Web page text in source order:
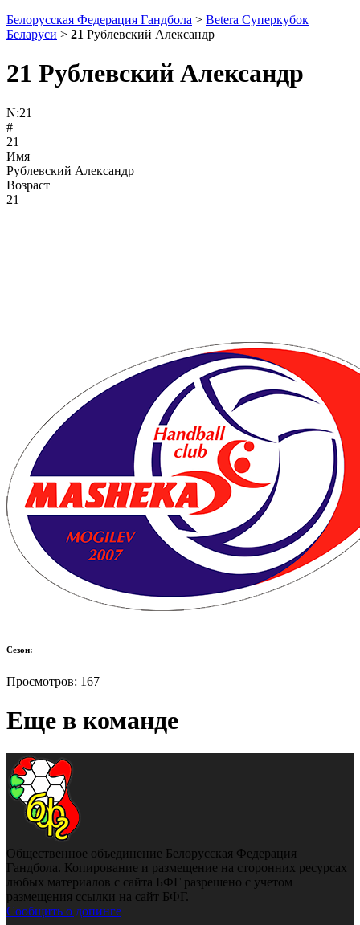
Белорусская Федерация Гандбола > Betera Суперкубок
Беларуси > 21 Рублевский Александр
21 Рублевский Александр
N:21
#
21
Имя
Рублевский Александр
Возраст
21
Сезон:
Просмотров: 167
Еще в команде
Общественное объединение Белорусская Федерация
Гандбола. Копирование и размещение на сторонних ресурсах
любых материалов с сайта БФГ разрешено с учетом
размещения ссылки на сайт БФГ.
Сообщить о допинге